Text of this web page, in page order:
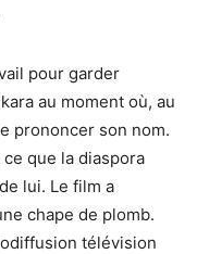
pour garder
au moment où, au
prononcer son nom.
que la diaspora
lui. Le film a
chape de plomb.
télévision